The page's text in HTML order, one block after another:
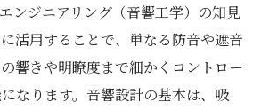
ンジニアリング（音響工学）の知見
活用することで、単なる防音や遮音
響きや明瞭度まで細かくコントロー
なります。音響設計の基本は、吸